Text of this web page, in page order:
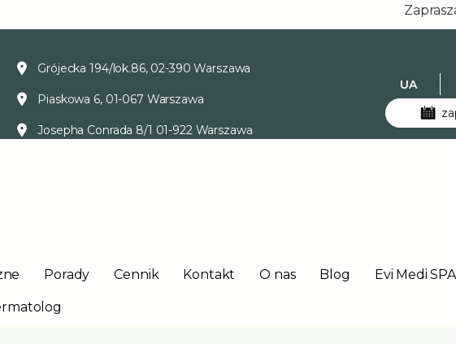
Zapraszamy
Grójecka 194/lok.86, 02-390 Warszawa
Piaskowa 6, 01-067 Warszawa
Josepha Conrada 8/1 01-922 Warszawa
UA
Porady Cennik Kontakt O nas Blog Evi Medi SPA